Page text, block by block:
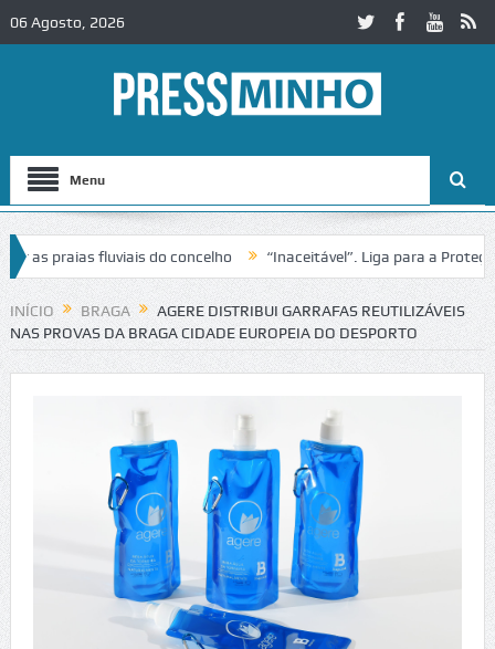
06 Agosto, 2026
Menu
praias fluviais do concelho “Inaceitável”. Liga para a Proteção
de trânsito no IC2 em Alcobaça Igreja do Castelo de
INÍCIO BRAGA
AGERE DISTRIBUI GARRAFAS REUTILIZÁVEIS
NAS PROVAS DA BRAGA CIDADE EUROPEIA DO DESPORTO